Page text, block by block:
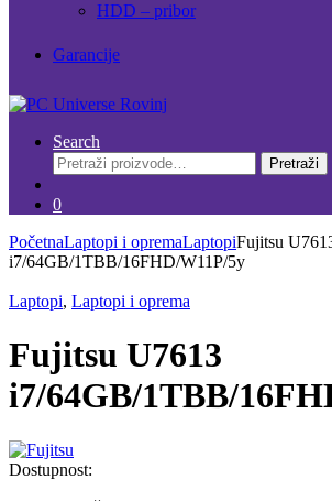
HDD – pribor
Garancije
Search
Pretraži:
Pretraži
0
PočetnaLaptopi i opremaLaptopiFujitsu
i7/64GB/1TBB/16FHD/W11P/5y
Laptopi, Laptopi i oprema
Fujitsu U7613
i7/64GB/1TBB/
Dostupnost: